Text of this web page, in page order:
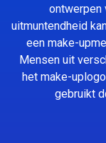
ontwerpen
uitmuntendheid
een make-
Mensen uit
het make-
gebruikt